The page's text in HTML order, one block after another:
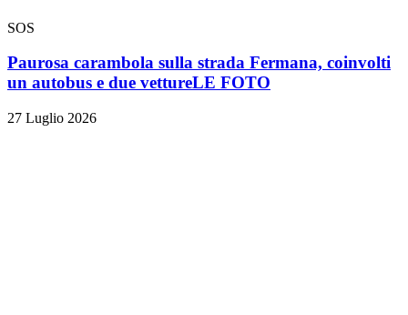
SOS
Paurosa carambola sulla strada Fermana, coinvolti
un autobus e due vettureLE FOTO
27 Luglio 2026